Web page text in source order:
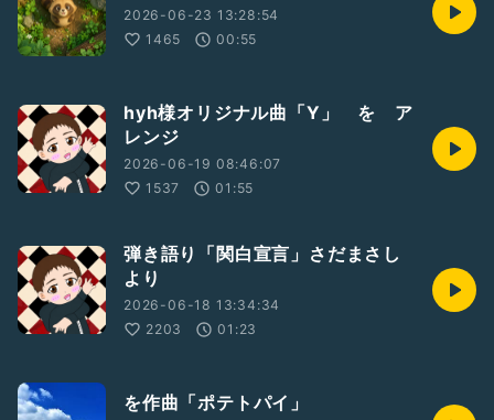
2026-06-23 13:28:54
1465
00:55
hyh様オリジナル曲「Y」 を ア
レンジ
2026-06-19 08:46:07
1537
01:55
弾き語り「関白宣言」さだまさし
より
2026-06-18 13:34:34
2203
01:23
を作曲「ポテトパイ」